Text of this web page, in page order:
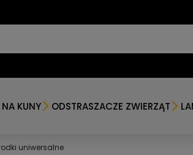
NA KUNY ODSTRASZACZE ZWIERZĄT
uniwersalne